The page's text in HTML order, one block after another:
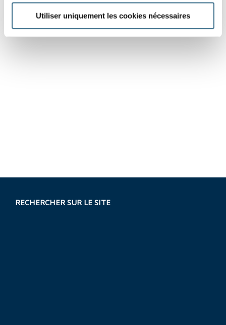
Utiliser uniquement les cookies nécessaires
RECHERCHER SUR LE SITE